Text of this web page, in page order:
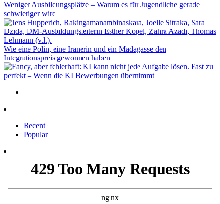
Weniger Ausbildungsplätze – Warum es für Jugendliche gerade
schwieriger wird
Wie eine Polin, eine Iranerin und ein Madagasse den
Integrationspreis gewonnen haben
Fast zu
perfekt – Wenn die KI Bewerbungen übernimmt
Recent
Popular